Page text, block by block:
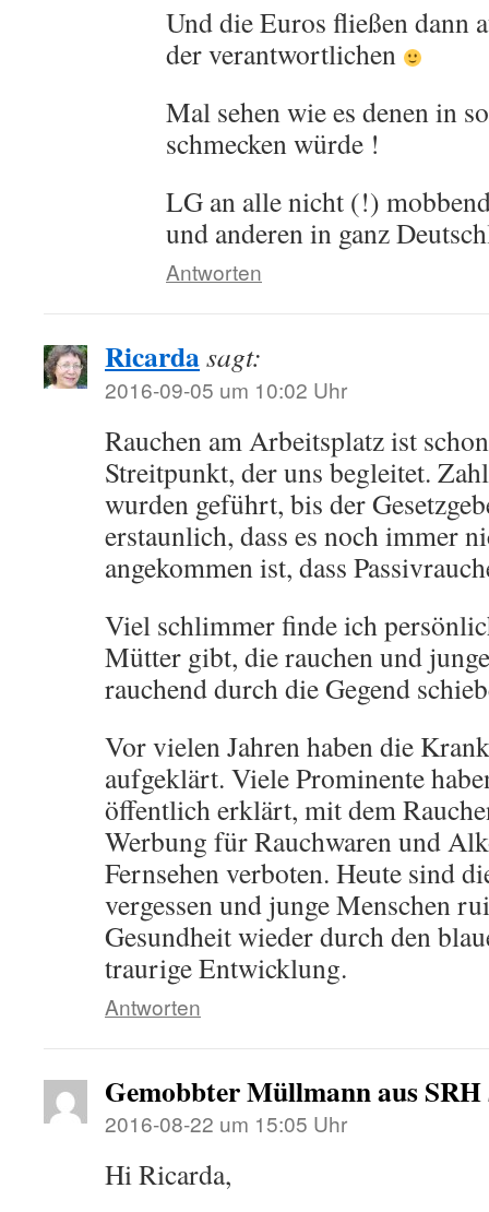
Und die Euros fließen dann
der verantwortlichen
Mal sehen wie es denen in
schmecken würde !
LG an alle nicht (!)
und anderen in ganz
Antworten
Ricardasagt:
2016-09-05 um 10:02 Uhr
Rauchen am Arbeitsplatz ist
Streitpunkt, der uns begleitet.
wurden geführt, bis der
erstaunlich, dass es noch immer
angekommen ist, dass
Viel schlimmer finde ich
Mütter gibt, die rauchen und
rauchend durch die Gegend
Vor vielen Jahren haben die
aufgeklärt. Viele Prominente
öffentlich erklärt, mit dem
Werbung für Rauchwaren und
Fernsehen verboten. Heute sind
vergessen und junge Menschen
Gesundheit wieder durch den
traurige Entwicklung.
Antworten
Gemobbter Müllmann aus SRH
2016-08-22 um 15:05 Uhr
Hi Ricarda,